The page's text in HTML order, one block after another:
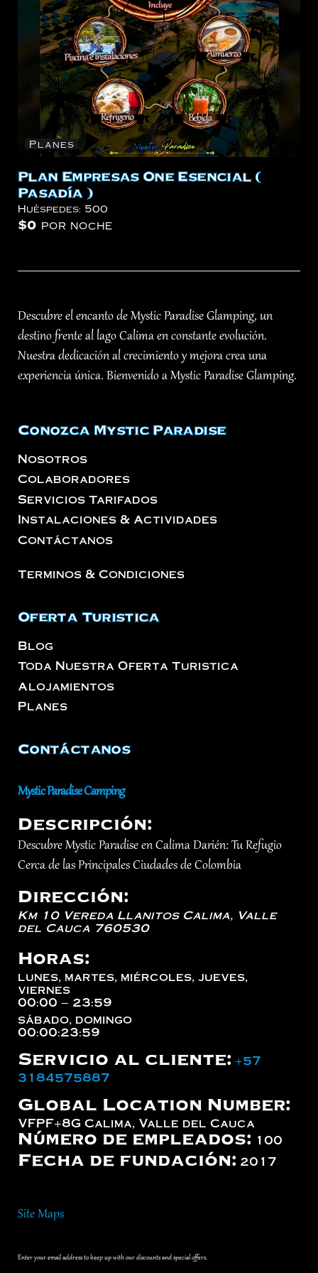
Planes
Plan Empresas One Esencial (
Pasadía )
Huéspedes: 500
$0 por noche
Descubre el encanto de Mystic Paradise Glamping, un
destino frente al lago Calima en constante evolución.
Nuestra dedicación al crecimiento y mejora crea una
experiencia única. Bienvenido a Mystic Paradise Glamping.
Conozca Mystic Paradise
Nosotros
Colaboradores
Servicios Tarifados
Instalaciones & Actividades
Contáctanos
Terminos & Condiciones
Oferta Turistica
Blog
Toda Nuestra Oferta Turistica
Alojamientos
Planes
Contáctanos
Mystic Paradise Camping
Descripción:
Descubre Mystic Paradise en Calima Darién: Tu Refugio
Cerca de las Principales Ciudades de Colombia
Dirección:
Km 10 Vereda Llanitos Calima, Valle
del Cauca 760530
Horas:
lunes, martes, miércoles, jueves,
viernes
00:00 – 23:59
sábado, domingo
00:00:23:59
Servicio al cliente: +57
3184575887
Global Location Number:
VFPF+8G Calima, Valle del Cauca
Número de empleados: 100
Fecha de fundación: 2017
Site Maps
Enter your email address to keep up with our discounts and special offers.